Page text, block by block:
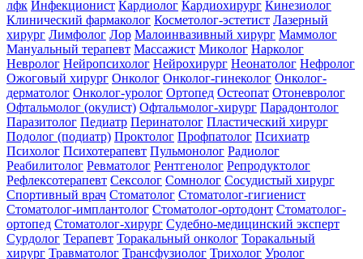
лфк Инфекционист Кардиолог Кардиохирург Кинезиолог
Клинический фармаколог Косметолог-эстетист Лазерный
хирург Лимфолог Лор Малоинвазивный хирург Маммолог
Мануальный терапевт Массажист Миколог Нарколог
Невролог Нейропсихолог Нейрохирург Неонатолог Нефролог
Ожоговый хирург Онколог Онколог-гинеколог Онколог-
дерматолог Онколог-уролог Ортопед Остеопат Отоневролог
Офтальмолог (окулист) Офтальмолог-хирург Парадонтолог
Паразитолог Педиатр Перинатолог Пластический хирург
Подолог (подиатр) Проктолог Профпатолог Психиатр
Психолог Психотерапевт Пульмонолог Радиолог
Реабилитолог Ревматолог Рентгенолог Репродуктолог
Рефлексотерапевт Сексолог Сомнолог Сосудистый хирург
Спортивный врач Стоматолог Стоматолог-гигиенист
Стоматолог-имплантолог Стоматолог-ортодонт Стоматолог-
ортопед Стоматолог-хирург Судебно-медицинский эксперт
Сурдолог Терапевт Торакальный онколог Торакальный
хирург Травматолог Трансфузиолог Трихолог Уролог